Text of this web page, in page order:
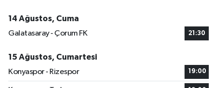
14 Ağustos, Cuma
Galatasaray - Çorum FK
21:30
15 Ağustos, Cumartesi
Konyaspor - Rizespor
19:00